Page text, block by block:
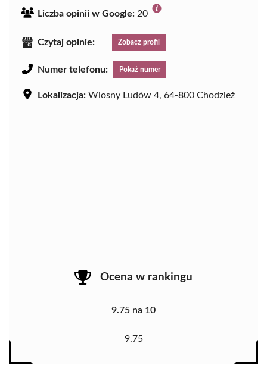
Liczba opinii w Google: 20
Czytaj opinie: Zobacz profil
Numer telefonu: Pokaż numer
Lokalizacja: Wiosny Ludów 4, 64-800 Chodzież
Ocena w rankingu
9.75 na 10
9.75